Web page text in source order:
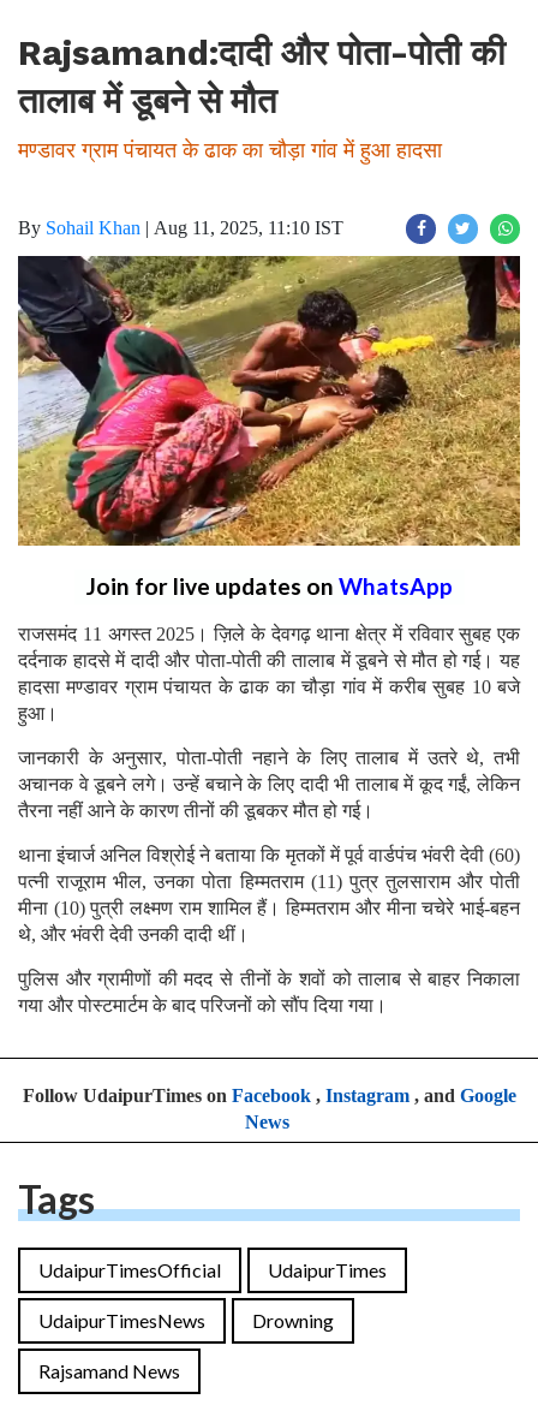
Rajsamand:दादी और पोता-पोती की
तालाब में डूबने से मौत
मण्डावर ग्राम पंचायत के ढाक का चौड़ा गांव में हुआ हादसा
By Sohail Khan | Aug 11, 2025, 11:10 IST
Join for live updates on WhatsApp
राजसमंद 11 अगस्त 2025। ज़िले के देवगढ़ थाना क्षेत्र में रविवार सुबह एक
दर्दनाक हादसे में दादी और पोता-पोती की तालाब में डूबने से मौत हो गई। यह
हादसा मण्डावर ग्राम पंचायत के ढाक का चौड़ा गांव में करीब सुबह 10 बजे
हुआ।
जानकारी के अनुसार, पोता-पोती नहाने के लिए तालाब में उतरे थे, तभी
अचानक वे डूबने लगे। उन्हें बचाने के लिए दादी भी तालाब में कूद गईं, लेकिन
तैरना नहीं आने के कारण तीनों की डूबकर मौत हो गई।
थाना इंचार्ज अनिल विश्रोई ने बताया कि मृतकों में पूर्व वार्डपंच भंवरी देवी (60)
पत्नी राजूराम भील, उनका पोता हिम्मतराम (11) पुत्र तुलसाराम और पोती
मीना (10) पुत्री लक्ष्मण राम शामिल हैं। हिम्मतराम और मीना चचेरे भाई-बहन
थे, और भंवरी देवी उनकी दादी थीं।
पुलिस और ग्रामीणों की मदद से तीनों के शवों को तालाब से बाहर निकाला
गया और पोस्टमार्टम के बाद परिजनों को सौंप दिया गया।
Follow UdaipurTimes on Facebook, Instagram, and Google
News
Tags
UdaipurTimesOfficial UdaipurTimes
UdaipurTimesNews Drowning
Rajsamand News